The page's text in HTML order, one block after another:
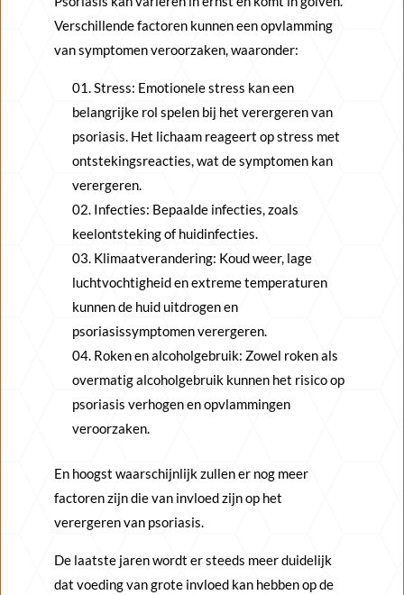
Verschillende factoren kunnen een opvlamming
van symptomen veroorzaken, waaronder:
Stress: Emotionele stress kan een
belangrijke rol spelen bij het verergeren van
psoriasis. Het lichaam reageert op stress met
ontstekingsreacties, wat de symptomen kan
verergeren.
Infecties: Bepaalde infecties, zoals
keelontsteking of huidinfecties.
Klimaatverandering: Koud weer, lage
luchtvochtigheid en extreme temperaturen
kunnen de huid uitdrogen en
psoriasissymptomen verergeren.
Roken en alcoholgebruik: Zowel roken als
overmatig alcoholgebruik kunnen het risico op
psoriasis verhogen en opvlammingen
veroorzaken.
En hoogst waarschijnlijk zullen er nog meer
factoren zijn die van invloed zijn op het
verergeren van psoriasis.
De laatste jaren wordt er steeds meer duidelijk
dat voeding van grote invloed kan hebben op de